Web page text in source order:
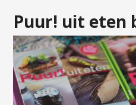
Puur! uit eten